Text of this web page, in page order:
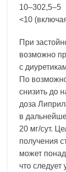
10–302,5–5
<10
При
возможно
с
По
снизить до
доза
в
20 мг/сут.
получения
может
что